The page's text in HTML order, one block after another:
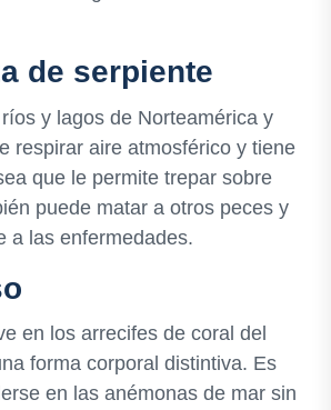
de serpiente
y lagos de Norteamérica y
respirar aire atmosférico y tiene
que le permite trepar sobre
puede matar a otros peces y
a las enfermedades.
en los arrecifes de coral del
forma corporal distintiva. Es
en las anémonas de mar sin